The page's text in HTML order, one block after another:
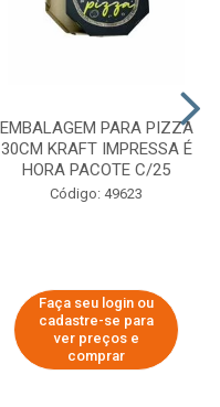
EMBALAGEM PARA PIZZA
30CM KRAFT IMPRESSA É
HORA PACOTE C/25
Código: 49623
Faça seu login ou
cadastre-se para
ver preços e
comprar